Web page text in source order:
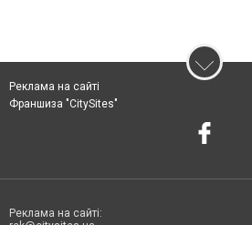
Реклама на сайті
Франшиза "CitySites"
Реклама на сайті: